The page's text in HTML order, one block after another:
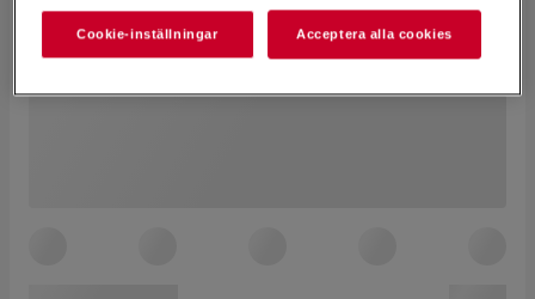
Cookie-inställningar Acceptera alla cookies